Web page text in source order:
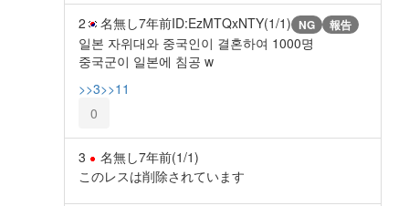
2 名無し7年前ID:EzMTQxNTY(1/1) NG 報告
일본 자위대와 중국인이 결혼하여 1000명
중국군이 일본에 침공 w
>>3>>11
0
3 名無し7年前(1/1)
このレスは削除されています